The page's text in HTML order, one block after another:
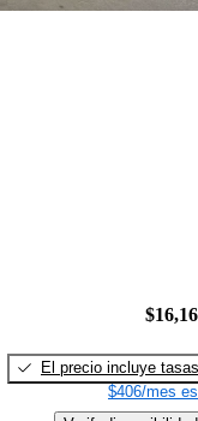
El precio incluye tasas
$406/mes